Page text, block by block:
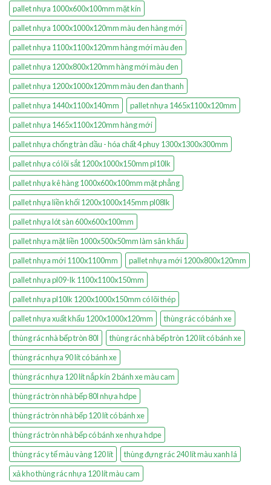
pallet nhựa 1000x600x100mm mặt kín
pallet nhựa 1000x1000x120mm màu đen hàng mới
pallet nhựa 1100x1100x120mm hàng mới màu đen
pallet nhựa 1200x800x120mm hàng mới màu đen
pallet nhựa 1200x1000x120mm màu đen đan thanh
pallet nhựa 1440x1100x140mm
pallet nhựa 1465x1100x120mm
pallet nhựa 1465x1100x120mm hàng mới
pallet nhựa chống tràn dầu - hóa chất 4 phuy 1300x1300x300mm
pallet nhựa có lõi sắt 1200x1000x150mm pl10lk
pallet nhựa kê hàng 1000x600x100mm mặt phẳng
pallet nhựa liền khối 1200x1000x145mm pl08lk
pallet nhựa lót sàn 600x600x100mm
pallet nhựa mặt liền 1000x500x50mm làm sân khấu
pallet nhựa mới 1100x1100mm
pallet nhựa mới 1200x800x120mm
pallet nhựa pl09-lk 1100x1100x150mm
pallet nhựa pl10lk 1200x1000x150mm có lõi thép
pallet nhựa xuất khẩu 1200x1000x120mm
thùng rác có bánh xe
thùng rác nhà bếp tròn 80l
thùng rác nhà bếp tròn 120 lít có bánh xe
thùng rác nhựa 90 lít có bánh xe
thùng rác nhựa 120 lít nắp kín 2 bánh xe màu cam
thùng rác tròn nhà bếp 80l nhựa hdpe
thùng rác tròn nhà bếp 120 lít có bánh xe
thùng rác tròn nhà bếp có bánh xe nhựa hdpe
thùng rác y tế màu vàng 120 lít
thùng đựng rác 240 lít màu xanh lá
xả kho thùng rác nhựa 120 lít màu cam